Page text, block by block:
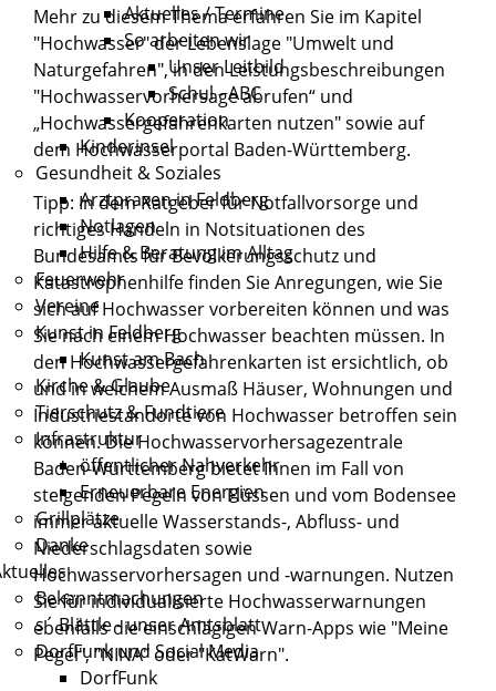
Aktuelles / Termine
So arbeiten wir
Unser Leitbild
Schul - ABC
Kooperation
Kinderinsel
Gesundheit & Soziales
Arztpraxen in Feldberg
Notlagen
Hilfe & Beratung im Alltag
Feuerwehr
Vereine
Kunst in Feldberg
Kunst am Bach
Kirche & Glaube
Tierschutz & Fundtiere
Infrastruktur
öffentlicher Nahverkehr
Erneuerbare Energien
Grillplätze
Danke
Bekanntmachungen
s´ Blättle - unser Amtsblatt
DorfFunk und Social Media
DorfFunk
Mehr zu diesem Thema erfahren Sie im Kapitel
"Hochwasser" der Lebenslage "Umwelt und
Naturgefahren", in den Leistungsbeschreibungen
"Hochwasservorhersage abrufen“ und
„Hochwassergefahrenkarten nutzen" sowie auf
dem Hochwasserportal Baden-Württemberg.
Tipp: In demRatgeber für Notfallvorsorge und
richtiges Handeln in Notsituationen des
Bundesamts für Bevölkerungsschutz und
Katastrophenhilfe finden Sie Anregungen, wie Sie
sich auf Hochwasser vorbereiten können und was
Sie nach einem Hochwasser beachten müssen. In
denHochwassergefahrenkarten ist ersichtlich, ob
und in welchem Ausmaß Häuser, Wohnungen und
Industriestandorte von Hochwasser betroffen sein
können. DieHochwasservorhersagezentrale
Baden-Württembergbietet Ihnen im Fall von
steigenden Pegeln von Flüssen und vom Bodensee
immer aktuelle Wasserstands-, Abfluss- und
Niederschlagsdaten sowie
Hochwasservorhersagen und -warnungen. Nutzen
Sie für individualisierte Hochwasserwarnungen
ebenfalls die einschlägigen Warn-Apps wie "Meine
Pegel", "NINA" oder "KatWarn".